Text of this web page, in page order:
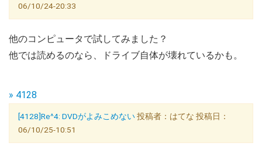
06/10/24-20:33
他のコンピュータで試してみました？
他では読めるのなら、ドライブ自体が壊れているかも。
» 4128
[4128]Re^4: DVDがよみこめない投稿者：はてな 投稿日：
06/10/25-10:51